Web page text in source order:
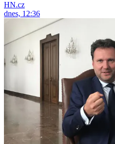
HN.cz
dnes, 12:36